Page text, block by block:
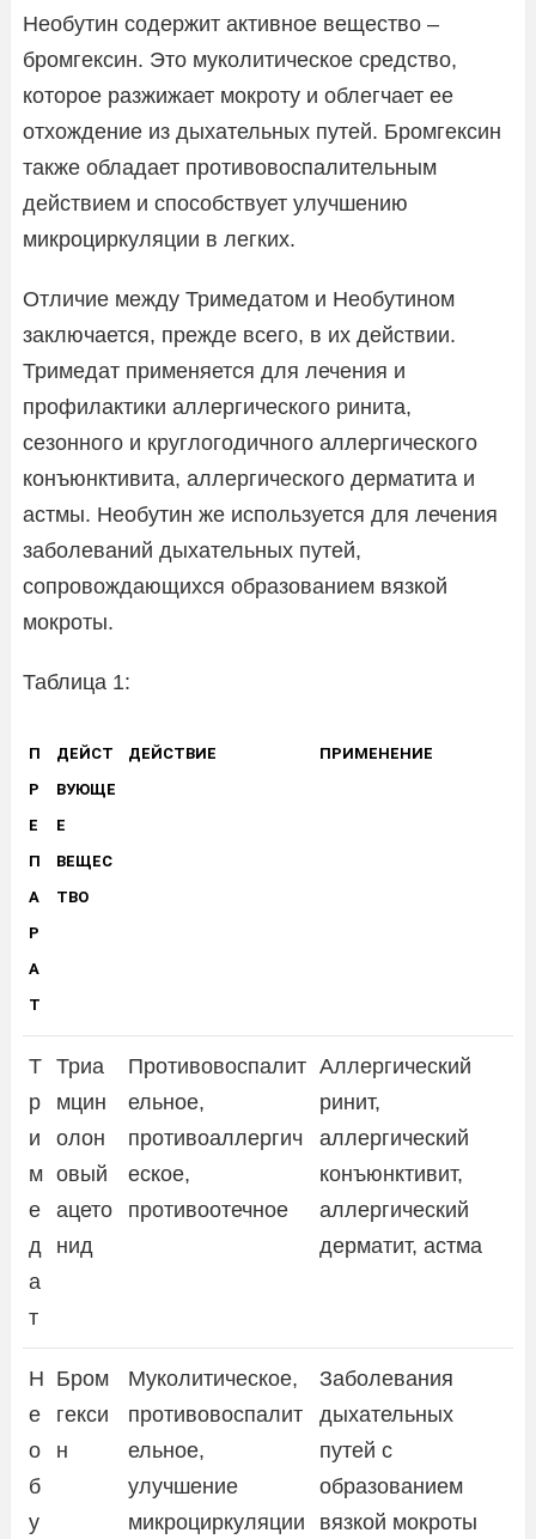
Необутин содержит активное вещество –
бромгексин. Это муколитическое средство,
которое разжижает мокроту и облегчает ее
отхождение из дыхательных путей. Бромгексин
также обладает противовоспалительным
действием и способствует улучшению
микроциркуляции в легких.
Отличие между Тримедатом и Необутином
заключается, прежде всего, в их действии.
Тримедат применяется для лечения и
профилактики аллергического ринита,
сезонного и круглогодичного аллергического
конъюнктивита, аллергического дерматита и
астмы. Необутин же используется для лечения
заболеваний дыхательных путей,
сопровождающихся образованием вязкой
мокроты.
Таблица 1:
П
Р
Е
П
А
Р
А
Т
ДЕЙСТ
ВУЮЩЕ
Е
ВЕЩЕС
ТВО
ДЕЙСТВИЕ ПРИМЕНЕНИЕ
Т
р
и
м
е
д
а
т
Триа
мцин
олон
овый
ацето
нид
Противовоспалит
ельное,
противоаллергич
еское,
противоотечное
Аллергический
ринит,
аллергический
конъюнктивит,
аллергический
дерматит, астма
Н
е
о
б
у
Бром
гекси
н
Муколитическое,
противовоспалит
ельное,
улучшение
микроциркуляции
Заболевания
дыхательных
путей с
образованием
вязкой мокроты